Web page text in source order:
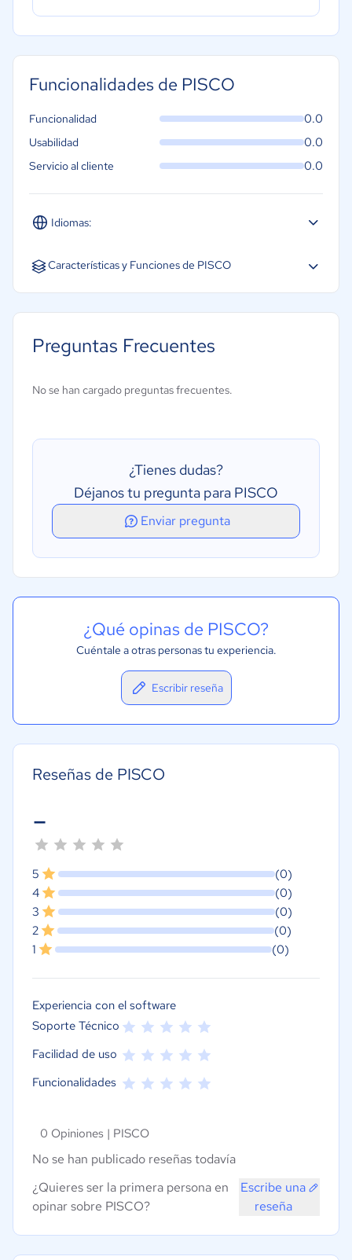
Funcionalidades de PISCO
Idiomas:
Español Inglés
Funcionalidad 0.0
Usabilidad 0.0
Servicio al cliente 0.0
Características y Funciones de PISCO
Comercialización
Preguntas Frecuentes
No se han cargado preguntas frecuentes.
¿Tienes dudas?
Déjanos tu pregunta para PISCO
Enviar pregunta
¿Qué opinas de PISCO?
Cuéntale a otras personas tu experiencia.
Escribir reseña
Reseñas de PISCO
-
5
(0)
4
(0)
3
(0)
2
(0)
1
(0)
Experiencia con el software
Soporte Técnico
Facilidad de uso
Funcionalidades
0 Opiniones | PISCO
No se han publicado reseñas todavía
¿Quieres ser la primera persona en
opinar sobre PISCO?
Escribe una
reseña